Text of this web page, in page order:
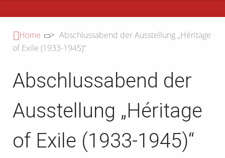
Primary
Menu
Home > Abschlussabend der Ausstellung „Héritage
of Exile (1933-1945)“
Abschlussabend der
Ausstellung „Héritage
of Exile (1933-1945)“